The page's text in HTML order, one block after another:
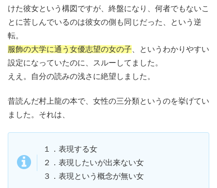
けた彼女という構図ですが、終盤になり、何者でもないこ
とに苦しんでいるのは彼女の側も同じだった、という逆
転。
服飾の大学に通う女優志望の女の子 、というわかりやすい
設定になっていたのに、スルーしてました。
ええ。自分の読みの浅さに絶望しました。
昔読んだ村上龍の本で、女性の三分類というのを挙げてい
ました。それは、
１．表現する女
２．表現したいが出来ない女
３．表現という概念が無い女